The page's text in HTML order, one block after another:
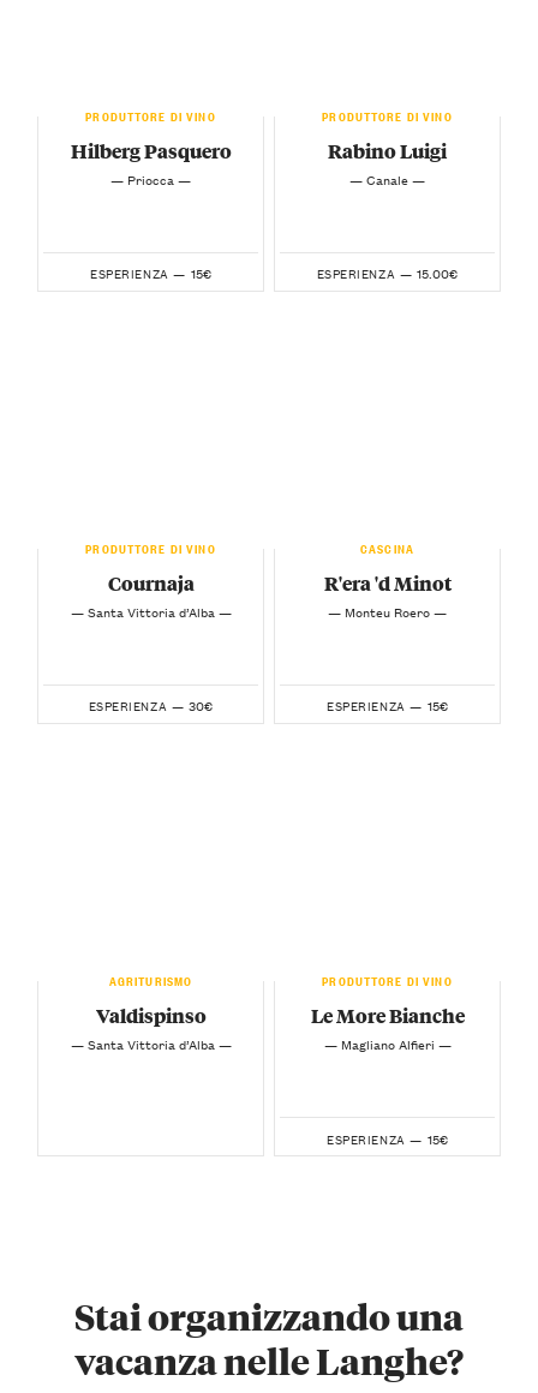
PRODUTTORE DI VINO
Hilberg Pasquero
— Priocca —
ESPERIENZA — 15€
PRODUTTORE DI VINO
Rabino Luigi
— Canale —
ESPERIENZA — 15.00€
PRODUTTORE DI VINO
Cournaja
— Santa Vittoria d’Alba —
ESPERIENZA — 30€
CASCINA
R'era 'd Minot
— Monteu Roero —
ESPERIENZA — 15€
AGRITURISMO
Valdispinso
— Santa Vittoria d’Alba —
PRODUTTORE DI VINO
Le More Bianche
— Magliano Alfieri —
ESPERIENZA — 15€
Stai organizzando una
vacanza nelle Langhe?